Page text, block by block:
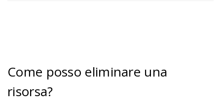
Come posso eliminare una
risorsa?